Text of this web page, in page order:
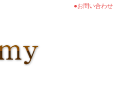
●お問い合わせ